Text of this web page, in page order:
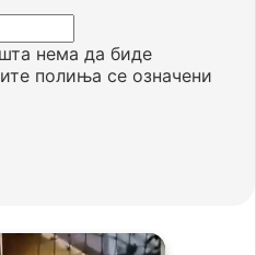
нема да биде
полиња се означени